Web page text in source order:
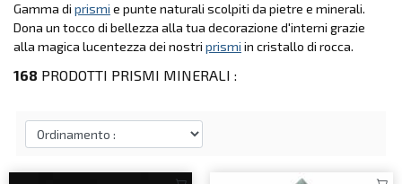
Gamma di prismi e punte naturali scolpiti da pietre e minerali.
Dona un tocco di bellezza alla tua decorazione d'interni grazie
alla magica lucentezza dei nostri prismi in cristallo di rocca.
168 PRODOTTI PRISMI MINERALI :